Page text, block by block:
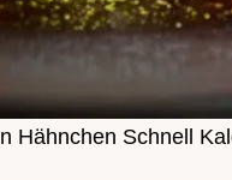
Hähnchen Schnell